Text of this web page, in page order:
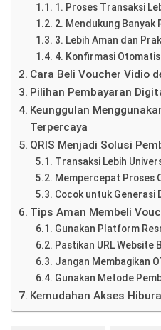
1. Proses Transaksi
2. Mendukung
3. Lebih Aman dan
4. Konfirmasi Otomatis
Cara Beli Voucher Vidio
Pilihan Pembayaran
Keunggulan
Terpercaya
QRIS Menjadi Solusi
Transaksi Lebih
Mempercepat Proses
Cocok untuk Generasi
Tips Aman Membeli
Gunakan Platform
Pastikan URL Website
Jangan Membagikan
Gunakan Metode
Kemudahan Akses